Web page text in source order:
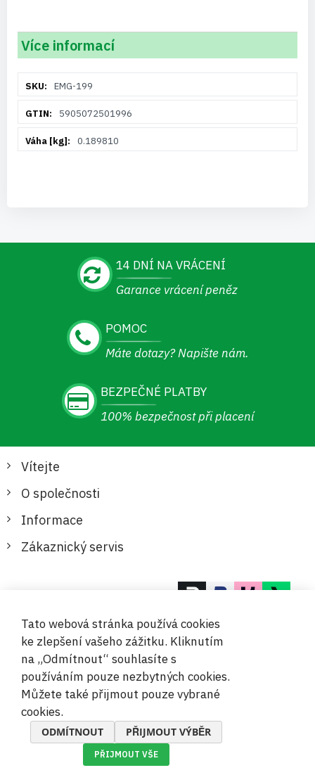
Více informací
informacíEMG-199
5905072501996
0.189810
14 DNÍ NA VRÁCENÍ
Garance vrácení peněz
POMOC
Máte dotazy? Napište nám.
BEZPEČNÉ PLATBY
100% bezpečnost při placení
Vítejte
O společnosti
Informace
Zákaznický servis
© 2019-2026 Megamix s.r.o.
Tato webová stránka používá cookies
ke zlepšení vašeho zážitku. Kliknutím
na „Odmítnout“ souhlasíte s
používáním pouze nezbytných cookies.
Můžete také přijmout pouze vybrané
cookies.
ODMÍTNOUT PŘIJMOUT VÝBĚR
PŘIJMOUT VŠE